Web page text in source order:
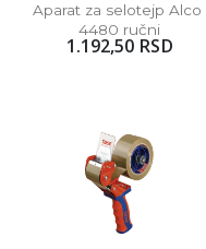
Aparat za selotejp Alco
4480 ručni
1.192,50 RSD